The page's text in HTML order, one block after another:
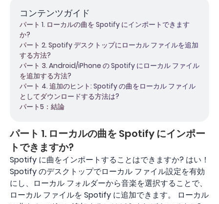
コンテンツガイド
パート 1. ローカルの曲を Spotify にインポートできます
か?
パート 2. Spotify デスクトップにローカル ファイルを追加
する方法?
パート 3. Android/iPhone の Spotify にローカル ファイル
を追加する方法?
パート 4. 追加のヒント: Spotify の曲をローカル ファイル
としてダウンロードする方法は?
パート5：結論
パート 1. ローカルの曲を Spotify にインポー
トできますか?
Spotify に曲をインポートすることはできますか? はい！
Spotify のデスクトップでローカル ファイル設定を有効
にし、ローカル フォルダーから音楽を選択することで、
ローカル ファイルを Spotify に追加できます。 ローカル